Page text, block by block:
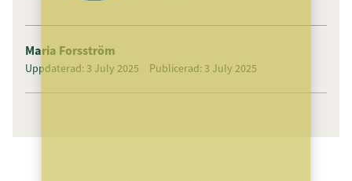
Maria Forsström
Uppdaterad: 3 July 2025 Publicerad: 3 July 2025